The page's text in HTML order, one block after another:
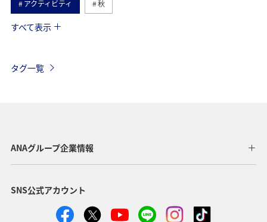
アクティビティ 秋
京都府
海 ブリ マアジ アオリイカ 冬
イワナ
すべて表示
タグ一覧
ANAグループ企業情報
SNS公式アカウント